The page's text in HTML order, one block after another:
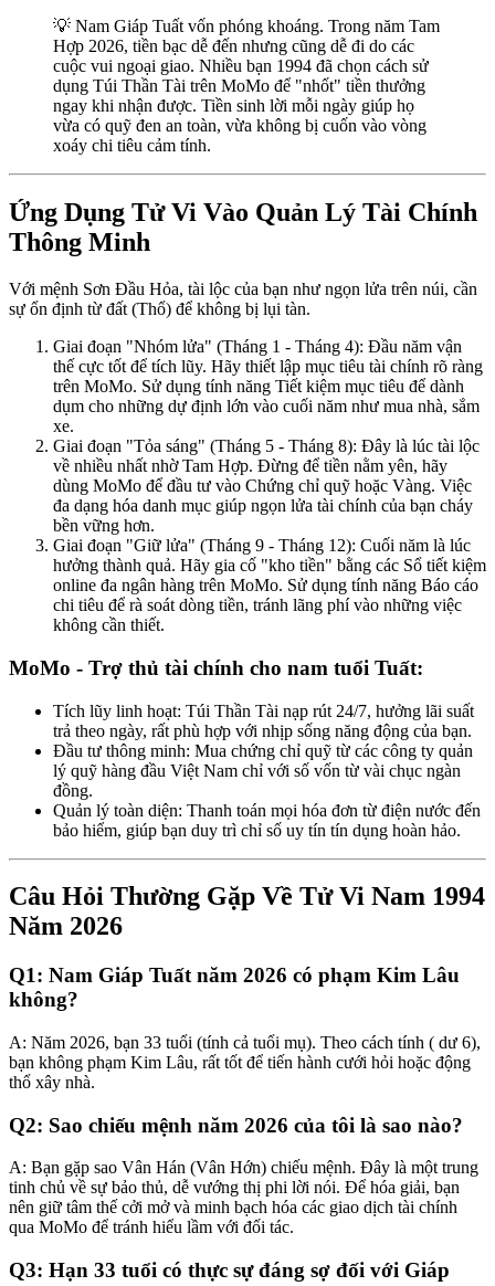
💡 Nam Giáp Tuất vốn phóng khoáng. Trong năm Tam
Hợp 2026, tiền bạc dễ đến nhưng cũng dễ đi do các
cuộc vui ngoại giao. Nhiều bạn 1994 đã chọn cách sử
dụng Túi Thần Tài trên MoMo để "nhốt" tiền thưởng
ngay khi nhận được. Tiền sinh lời mỗi ngày giúp họ
vừa có quỹ đen an toàn, vừa không bị cuốn vào vòng
xoáy chi tiêu cảm tính.
Ứng Dụng Tử Vi Vào Quản Lý Tài Chính
Thông Minh
Với mệnh Sơn Đầu Hỏa, tài lộc của bạn như ngọn lửa trên núi, cần
sự ổn định từ đất (Thổ) để không bị lụi tàn.
Giai đoạn "Nhóm lửa" (Tháng 1 - Tháng 4): Đầu năm vận
thế cực tốt để tích lũy. Hãy thiết lập mục tiêu tài chính rõ ràng
trên MoMo. Sử dụng tính năng Tiết kiệm mục tiêu để dành
dụm cho những dự định lớn vào cuối năm như mua nhà, sắm
xe.
Giai đoạn "Tỏa sáng" (Tháng 5 - Tháng 8): Đây là lúc tài lộc
về nhiều nhất nhờ Tam Hợp. Đừng để tiền nằm yên, hãy
dùng MoMo để đầu tư vào Chứng chỉ quỹ hoặc Vàng. Việc
đa dạng hóa danh mục giúp ngọn lửa tài chính của bạn cháy
bền vững hơn.
Giai đoạn "Giữ lửa" (Tháng 9 - Tháng 12): Cuối năm là lúc
hưởng thành quả. Hãy gia cố "kho tiền" bằng các Sổ tiết kiệm
online đa ngân hàng trên MoMo. Sử dụng tính năng Báo cáo
chi tiêu để rà soát dòng tiền, tránh lãng phí vào những việc
không cần thiết.
MoMo - Trợ thủ tài chính cho nam tuổi Tuất:
Tích lũy linh hoạt: Túi Thần Tài nạp rút 24/7, hưởng lãi suất
trả theo ngày, rất phù hợp với nhịp sống năng động của bạn.
Đầu tư thông minh: Mua chứng chỉ quỹ từ các công ty quản
lý quỹ hàng đầu Việt Nam chỉ với số vốn từ vài chục ngàn
đồng.
Quản lý toàn diện: Thanh toán mọi hóa đơn từ điện nước đến
bảo hiểm, giúp bạn duy trì chỉ số uy tín tín dụng hoàn hảo.
Câu Hỏi Thường Gặp Về Tử Vi Nam 1994
Năm 2026
Q1: Nam Giáp Tuất năm 2026 có phạm Kim Lâu
không?
A: Năm 2026, bạn 33 tuổi (tính cả tuổi mụ). Theo cách tính ( dư 6),
bạn không phạm Kim Lâu, rất tốt để tiến hành cưới hỏi hoặc động
thổ xây nhà.
Q2: Sao chiếu mệnh năm 2026 của tôi là sao nào?
A: Bạn gặp sao Vân Hán (Vân Hớn) chiếu mệnh. Đây là một trung
tinh chủ về sự bảo thủ, dễ vướng thị phi lời nói. Để hóa giải, bạn
nên giữ tâm thế cởi mở và minh bạch hóa các giao dịch tài chính
qua MoMo để tránh hiểu lầm với đối tác.
Q3: Hạn 33 tuổi có thực sự đáng sợ đối với Giáp